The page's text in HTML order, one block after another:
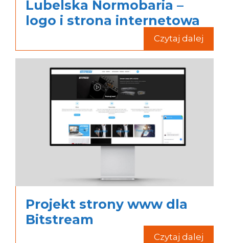
Lubelska Normobaria –
logo i strona internetowa
Czytaj dalej
Projekt strony www dla
Bitstream
Czytaj dalej